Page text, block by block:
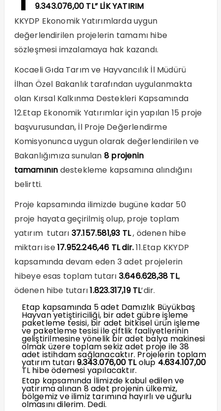
9.343.076,00 TL” LİK YATIRIM
KKYDP Ekonomik Yatırımlarda uygun
değerlendirilen projelerin tamamı hibe
sözleşmesi imzalamaya hak kazandı.
Kocaeli Gıda Tarım ve Hayvancılık İl Müdürü
İlhan Özel Bakanlık tarafından uygulanmakta
olan Kırsal Kalkınma Destekleri Kapsamında
12.Etap Ekonomik Yatırımlar için yapılan 15 proje
başvurusundan, İl Proje Değerlendirme
Komisyonunca uygun olarak değerlendirilen ve
Bakanlığımıza sunulan 8 projenin
tamamının destekleme kapsamına alındığını
belirtti.
Proje kapsamında ilimizde bugüne kadar 50
proje hayata geçirilmiş olup, proje toplam
yatırım tutarı 37.157.581,93 TL, ödenen hibe
miktarı ise17.952.246,46 TL dir.11.Etap KKYDP
kapsamında devam eden 3 adet projelerin
hibeye esas toplam tutarı 3.646.628,38 TL,
ödenen hibe tutarı1.823.317,19 TL’dir.
Etap kapsamında 5 adet Damızlık Büyükbaş
Hayvan yetiştiriciliği, bir adet gübre işleme
paketleme tesisi, bir adet bitkisel ürün işleme
ve paketleme tesisi ile çiftlik faaliyetlerinin
geliştirilmesine yönelik bir adet balya makinesi
olmak üzere toplam sekiz adet proje ile 38
adet istihdam sağlanacaktır. Projelerin toplam
yatırım tutarı 9.343.076,00 TLolup 4.634.107,00
TL hibe ödemesi yapılacaktır.
Etap kapsamında İlimizde kabul edilen ve
yatırıma alınan 8 adet projenin ülkemiz,
bölgemiz ve ilimiz tarımına hayırlı ve uğurlu
olmasını dilerim. Dedi.